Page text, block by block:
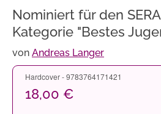
Nominiert für den
Kategorie "Bestes
von Andreas Langer
Hardcover - 9783764171421
18,00 €